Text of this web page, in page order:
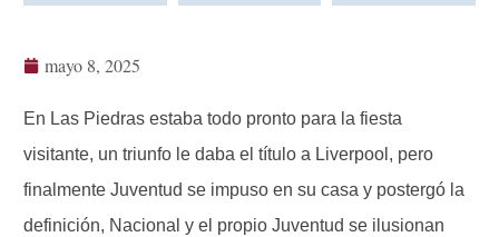
mayo 8, 2025
En Las Piedras estaba todo pronto para la fiesta
visitante, un triunfo le daba el título a Liverpool, pero
finalmente Juventud se impuso en su casa y postergó la
definición, Nacional y el propio Juventud se ilusionan